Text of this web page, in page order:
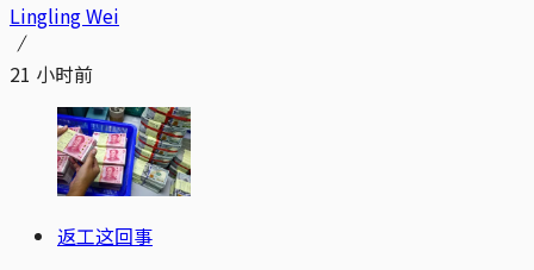
Lingling Wei
21 小时前
返工这回事